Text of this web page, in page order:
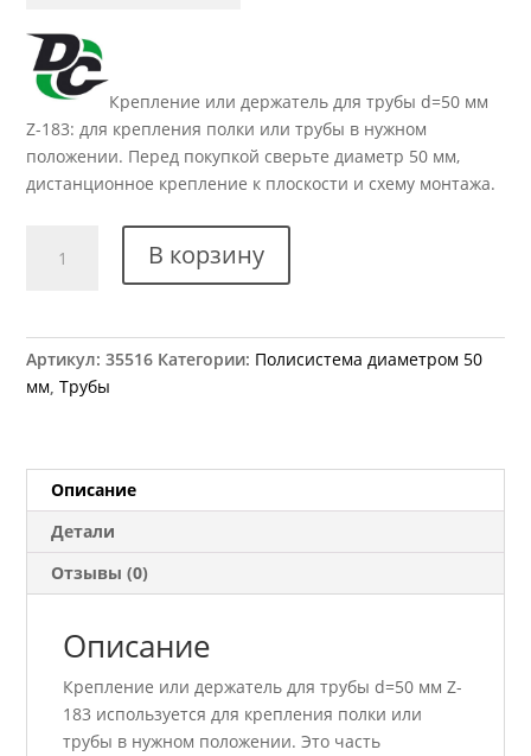
Крепление или держатель для трубы d=50 мм
Z-183: для крепления полки или трубы в нужном
положении. Перед покупкой сверьте диаметр 50 мм,
дистанционное крепление к плоскости и схему монтажа.
товара
на
трубу
дистанционное
В корзину
Артикул:35516 Категории: Полисистема диаметром 50
мм,Трубы
Описание
Детали
Отзывы (0)
Описание
Крепление или держатель для трубы d=50 мм Z-
183 используется для крепления полки или
трубы в нужном положении. Это часть